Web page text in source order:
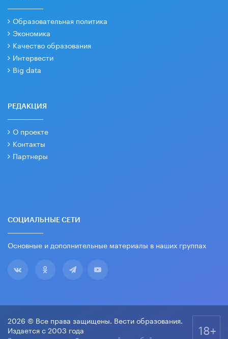
Образовательная политика
Экономика
Качество образования
Интервести
Big data
РЕДАКЦИЯ
О проекте
Контакты
Партнеры
СОЦИАЛЬНЫЕ СЕТИ
Основные и дополнительные материалы в наших группах
2026 © Все права защищены. Вести образования.
Издается с 2003 года
18+